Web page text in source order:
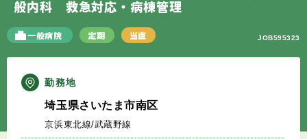
エージェントサービスTOP
サービスの流れ
般内科 救急対応・病棟管理
一般病院 定期 当直 JOB595323
勤務地
埼玉県さいたま市南区
京浜東北線/武蔵野線